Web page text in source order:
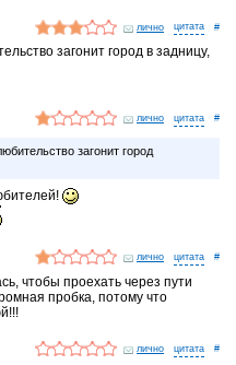
лично #
загонит город в задницу,
лично #
загонит город
лично #
чтобы проехать через пути
пробка, потому что
лично #